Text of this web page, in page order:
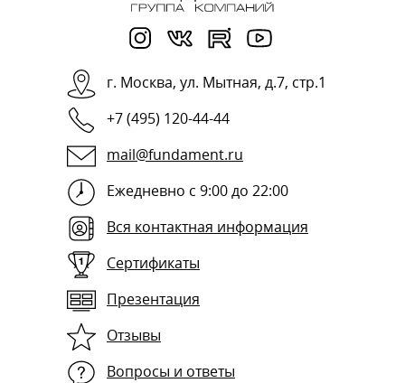
г. Москва, ул. Мытная, д.7, стр.1
+7 (495) 120-44-44
mail@fundament.ru
Ежедневно с 9:00 до 22:00
Вся контактная информация
Сертификаты
Презентация
Отзывы
Вопросы и ответы